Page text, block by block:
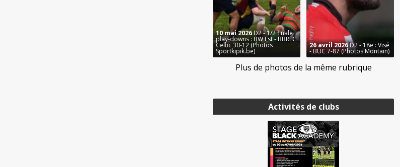
Activités de clubs
10 mai 2026D2 - 1/2 finale
play-downs : BW Est - BBRFC
Celtic 30-12 (Photos
Sportkipik.be)
26 avril 2026D2 - 18e : Visé
- BUC 7-87 (Photos Montain)
Plus de photos de la même rubrique